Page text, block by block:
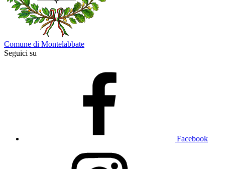
Comune di Montelabbate
Seguici su
Facebook